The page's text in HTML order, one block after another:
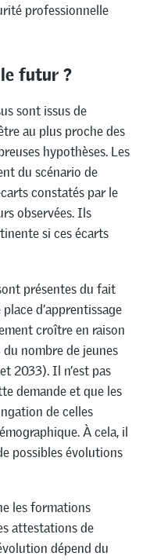
professionnelle
futur ?
sont issus de
au plus proche des
hypothèses. Les
du scénario de
constatés par le
observées. Ils
si ces écarts
présentes du fait
d’apprentissage
croître en raison
nombre de jeunes
2033). Il n’est pas
demande et que les
de celles
À cela, il
possibles évolutions
les formations
attestations de
dépend du